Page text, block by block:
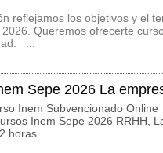
reflejamos los objetivos y el
Queremos ofrecerte
...
Sepe 2026 La
Inem Subvencionado Online
Inem Sepe 2026 RRHH,
horas